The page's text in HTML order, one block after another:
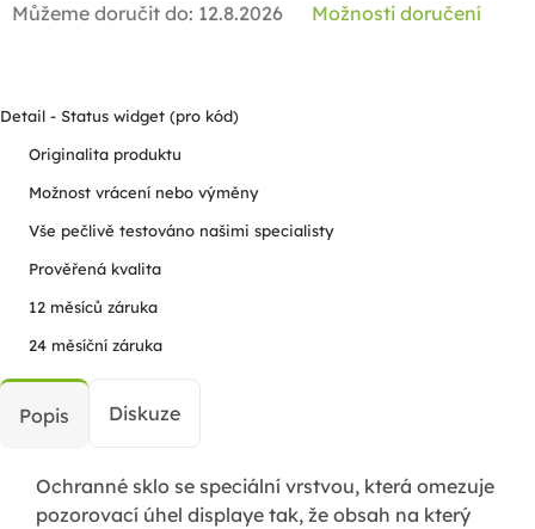
Můžeme doručit do: 12.8.2026 Možnosti doručení
Detail - Status widget (pro kód)
Originalita produktu
Možnost vrácení nebo výměny
Vše pečlivě testováno našimi specialisty
Prověřená kvalita
12 měsíců záruka
24 měsíční záruka
Popis Diskuze
Ochranné sklo se speciální vrstvou, která omezuje
pozorovací úhel displaye tak, že obsah na který